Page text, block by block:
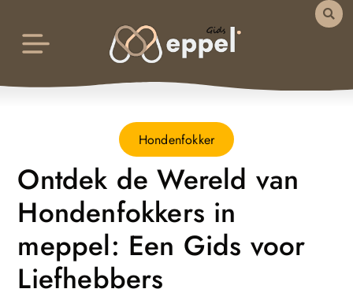
Hondenfokker
Ontdek de Wereld van
Hondenfokkers in
meppel: Een Gids voor
Liefhebbers